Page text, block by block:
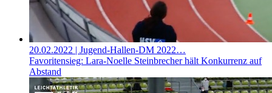
20.02.2022 | Jugend-Hallen-DM 2022…
Favoritensieg: Lara-Noelle Steinbrecher hält Konkurrenz auf
Abstand